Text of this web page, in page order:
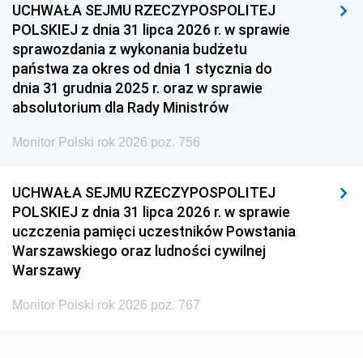
1954 1953 1952
1951 1950
1948 1947 1946
1939 1938
UCHWAŁA SEJMU RZECZYPOSPOLITEJ
POLSKIEJ z dnia 31 lipca 2026 r. w sprawie
sprawozdania z wykonania budżetu
państwa za okres od dnia 1 stycznia do
dnia 31 grudnia 2025 r. oraz w sprawie
absolutorium dla Rady Ministrów
Monitor Polski rok 2026 poz. 756
UCHWAŁA SEJMU RZECZYPOSPOLITEJ
POLSKIEJ z dnia 31 lipca 2026 r. w sprawie
uczczenia pamięci uczestników Powstania
Warszawskiego oraz ludności cywilnej
Warszawy
Monitor Polski rok 2026 poz. 767